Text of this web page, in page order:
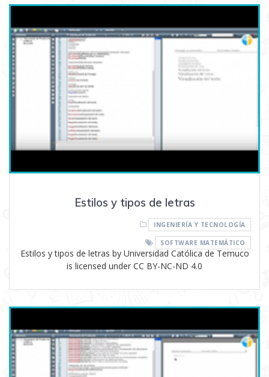
Estilos y tipos de letras
INGENIERÍA Y TECNOLOGÍA
SOFTWARE MATEMÁTICO
Estilos y tipos de letras by Universidad Católica de Temuco
is licensed under CC BY-NC-ND 4.0